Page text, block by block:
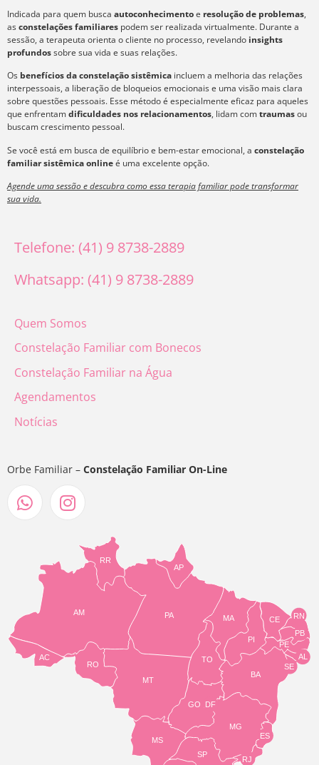
Indicada para quem busca autoconhecimentoe resolução de problemas,
asconstelações familiares podem ser realizada virtualmente. Durante a
sessão, a terapeuta orienta o cliente no processo, revelando insights
profundossobre sua vida e suas relações.
Os benefícios da constelação sistêmica incluem a melhoria das relações
interpessoais, a liberação de bloqueios emocionais e uma visão mais clara
sobre questões pessoais. Esse método é especialmente eficaz para aqueles
que enfrentamdificuldades nos relacionamentos, lidam comtraumasou
buscam crescimento pessoal.
Se você está em busca de equilíbrio e bem-estar emocional, a constelação
familiar sistêmica onlineé uma excelente opção.
Agende uma sessão e descubra como essa terapia familiar pode transformar
sua vida.
Telefone: (41) 9 8738-2889
Whatsapp: (41) 9 8738-2889
Quem Somos
Constelação Familiar com Bonecos
Constelação Familiar na Água
Agendamentos
Notícias
Orbe Familiar – Constelação Familiar On-Line
TO
BA
SE
PE
AL
RN
CE
PI
MA
AP
PA
RR
AM
AC
RO
MT
MS
GO
SP
MG
RJ
ES
DF
PB